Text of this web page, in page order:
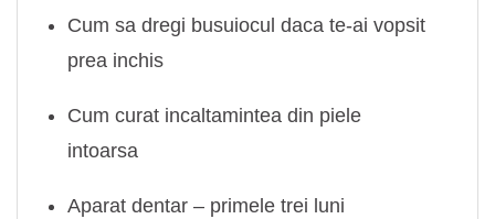
Cum sa dregi busuiocul daca te-ai vopsit
prea inchis
Cum curat incaltamintea din piele
intoarsa
Aparat dentar – primele trei luni